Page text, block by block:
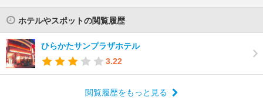
ホテルやスポットの閲覧履歴
ひらかたサンプラザホテル
3.22
閲覧履歴をもっと見る